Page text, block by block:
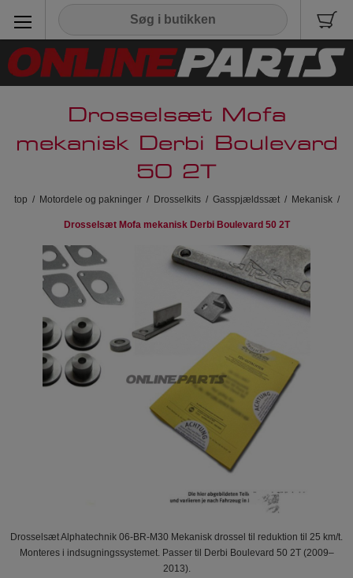
Drosselsæt Mofa
mekanisk Derbi Boulevard
50 2T
top / Motordele og pakninger / Drosselkits / Gasspjældssæt / Mekanisk /
Drosselsæt Mofa mekanisk Derbi Boulevard 50 2T
Drosselsæt Alphatechnik 06-BR-M30 Mekanisk drossel til reduktion til 25 km/t.
Monteres i indsugningssystemet. Passer til Derbi Boulevard 50 2T (2009–
2013).